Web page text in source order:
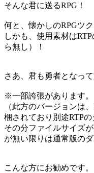
そんな君に送るRPG！
何と、懐かしのRPGツク
しかも、使用素材は
ら無し）！
さあ、君も勇者となっ
※一部誇張があります。
（此方のバージョンは
梱されており別途RTP
その分ファイルサイズ
が無い限りは通常版の
こんな方にお勧めです。